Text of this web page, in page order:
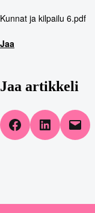
Kunnat ja kilpailu 6.pdf
Jaa
Jaa artikkeli
Share on Facebook
Share on LinkedIn
Email this